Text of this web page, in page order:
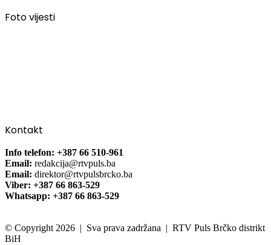
Foto vijesti
Kontakt
Info telefon: +387 66 510-961
Email: redakcija@rtvpuls.ba
Email: direktor@rtvpulsbrcko.ba
Viber: +387 66 863-529
Whatsapp: +387 66 863-529
© Copyright 2026 | Sva prava zadržana | RTV Puls Brčko distrikt
BiH